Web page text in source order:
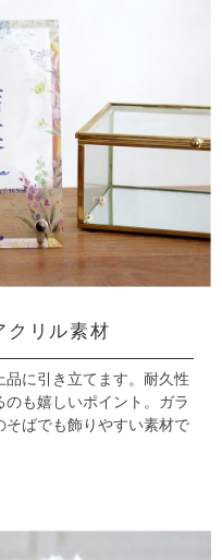
クリル素材
に引き立てます。 耐久性
も嬉しいポイント。 ガラ
そばでも飾りやすい素材で